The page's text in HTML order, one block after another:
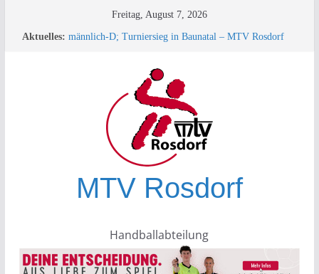
springen
Freitag, August 7, 2026
Aktuelles: 33. Minispielfest bei der HSG Plesse-Hardenberg in
überrascht die Konkurrenz!
+++ TESTSPIEL +++
Turnierbericht männliche D-Jugend – Rauschenwasser
+++ SPORTLEREHRUNG des KSB+++
MTV Rosdorf
Handballabteilung